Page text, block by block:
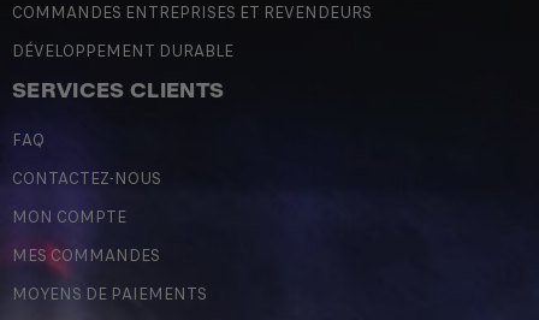
COMMANDES ENTREPRISES ET REVENDEURS
DÉVELOPPEMENT DURABLE
SERVICES CLIENTS
FAQ
CONTACTEZ-NOUS
MON COMPTE
MES COMMANDES
MOYENS DE PAIEMENTS